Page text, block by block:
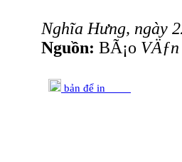
Nghĩa Hưng, ngày
Nguồn: BÃ¡o
bản để in